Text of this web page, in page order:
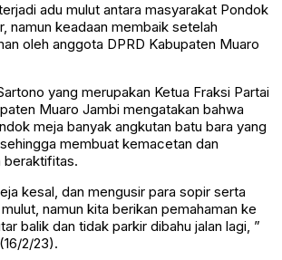
adu mulut antara masyarakat Pondok
namun keadaan membaik setelah
oleh anggota DPRD Kabupaten Muaro
yang merupakan Ketua Fraksi Partai
Muaro Jambi mengatakan bahwa
meja banyak angkutan batu bara yang
membuat kemacetan dan
beraktifitas.
kesal, dan mengusir para sopir serta
namun kita berikan pemahaman ke
balik dan tidak parkir dibahu jalan lagi, ”
2/23).